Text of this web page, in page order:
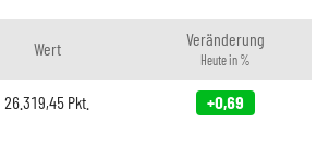
Wert Veränderung
Heute in %
26.319,45 Pkt. +0,69